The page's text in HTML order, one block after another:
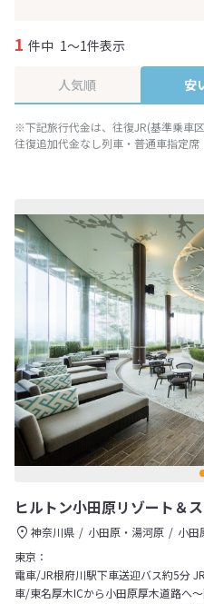
1 件中 1～1件表示
人気順 安
※下記旅行代金は、往復JR(基準乗車
往復追加代金なし列車・普通車指定席
ヒルトン小田原リゾート＆
神奈川県 小田原・湯河原
小田
東京：
電車/JR根府川駅下車送迎バス約5分
車/東名厚木ICから小田原厚木道路へ